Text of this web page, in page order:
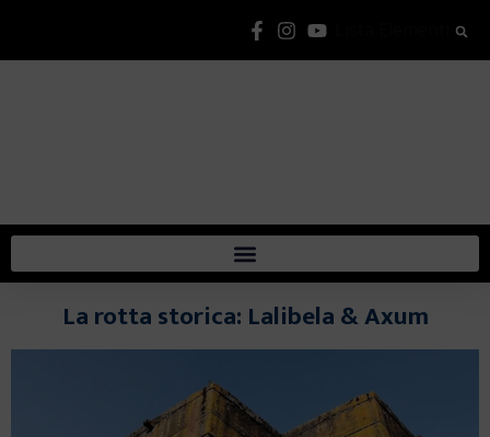
La rotta storica: Lalibela & Axum